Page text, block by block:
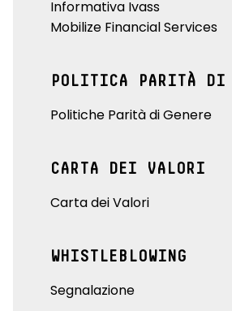
Informativa Ivass
Mobilize Financial Services
POLITICA PARITÀ DI
Politiche Parità di Genere
CARTA DEI VALORI
Carta dei Valori
WHISTLEBLOWING
Segnalazione